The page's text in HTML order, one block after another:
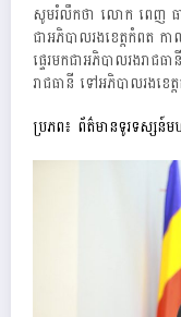
សូមរំលឹកថា លោក ពេញ ធា
ជាអភិបាលរងខេត្តកំពត
ផ្ទេរមកជាអភិបាលរងរាជ
រាជធានី ទៅអភិបាលរងខេ
ប្រភព៖ ព័ត៌មានទូរទស្សន៍